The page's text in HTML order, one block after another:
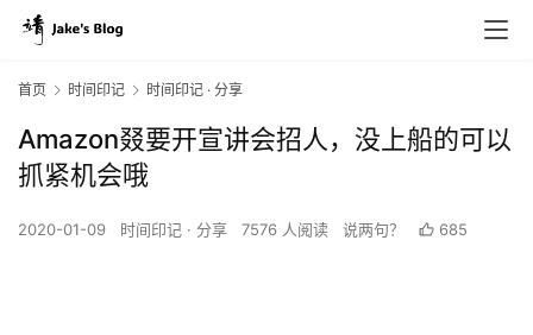
首页 时间印记 时间印记 · 分享
Amazon叕要开宣讲会招人，没上船的可以
抓紧机会哦
2020-01-09 时间印记 · 分享 7576 人阅读 说两句？ 685